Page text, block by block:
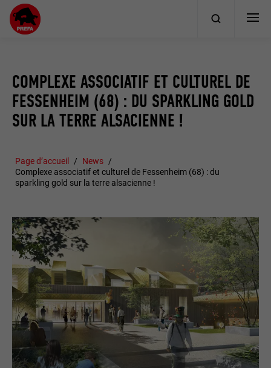
COMPLEXE ASSOCIATIF ET CULTUREL DE
FESSENHEIM (68) : DU SPARKLING GOLD
SUR LA TERRE ALSACIENNE !
Page d’accueil
News
Complexe associatif et culturel de Fessenheim (68) : du
sparkling gold sur la terre alsacienne !